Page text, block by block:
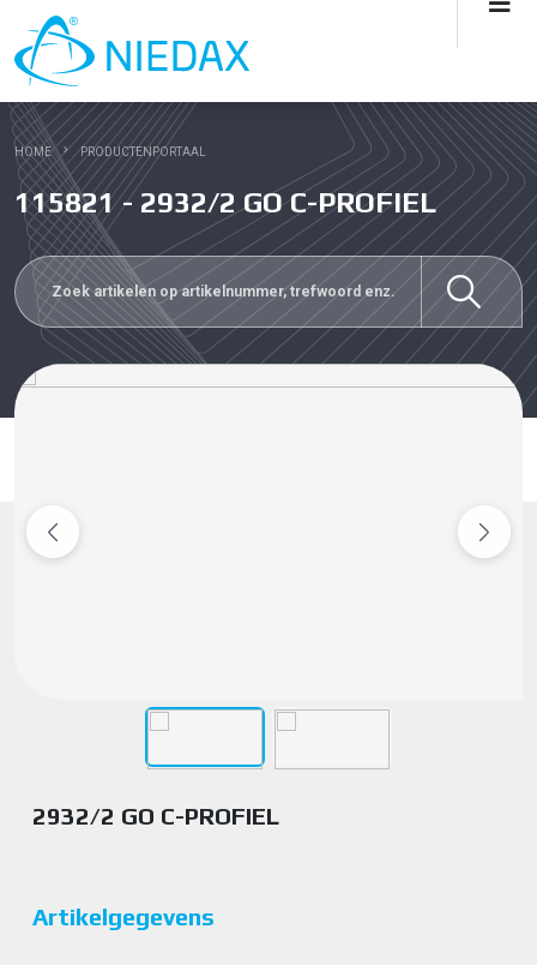
HOME PRODUCTENPORTAAL
115821 - 2932/2 GO C-PROFIEL
2932/2 GO C-PROFIEL
Artikelgegevens